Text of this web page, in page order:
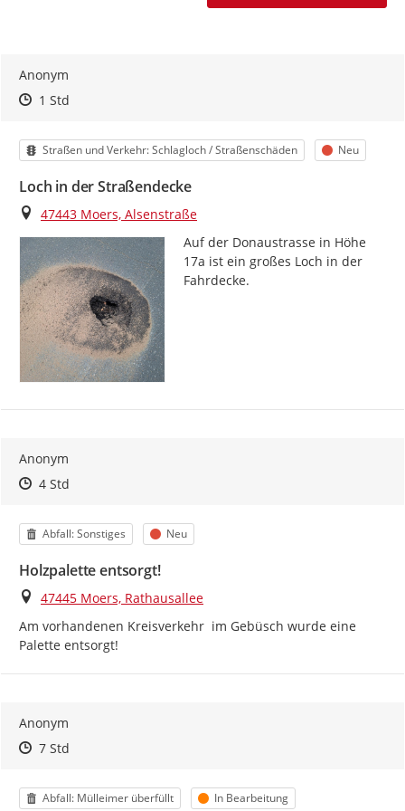
Anonym
Zeitpunkt des Erstellens
Zeitpunkt des Erstellens
1 StdZur Äußerung
Kategorie
Straßen und Verkehr: Schlagloch / Straßenschäden Status
Neu
Loch in der Straßendecke
Ort
47443 Moers, Alsenstraße
Auf der Donaustrasse in Höhe
17a ist ein großes Loch in der
Fahrdecke.
Anonym
Zeitpunkt des Erstellens
Zeitpunkt des Erstellens
4 StdZur Äußerung
Kategorie
Abfall: Sonstiges Status
Neu
Holzpalette entsorgt!
Ort
47445 Moers, Rathausallee
Am vorhandenen Kreisverkehr  im Gebüsch wurde eine
Palette entsorgt!
Anonym
Zeitpunkt des Erstellens
Zeitpunkt des Erstellens
7 StdZur Äußerung
Kategorie
Abfall: Mülleimer überfüllt Status
In Bearbeitung